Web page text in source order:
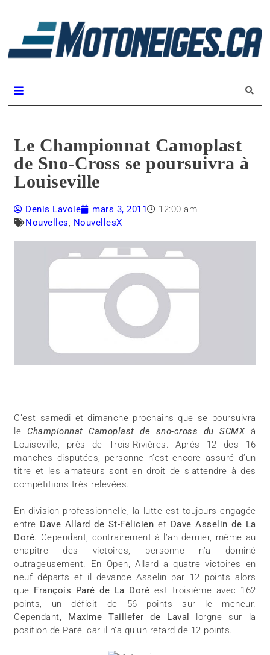
Le Championnat Camoplast
de Sno-Cross se poursuivra à
Louiseville
Denis Lavoie mars 3, 2011
12:00 am
Nouvelles, NouvellesX
C’est samedi et dimanche prochains que se poursuivra
le Championnat Camoplast de sno-cross du SCMXà
Louiseville, près de Trois-Rivières. Après 12 des 16
manches disputées, personne n’est encore assuré d’un
titre et les amateurs sont en droit de s’attendre à des
compétitions très relevées.
En division professionnelle, la lutte est toujours engagée
entre Dave Allard de St-Félicien et Dave Asselin de La
Doré. Cependant, contrairement à l’an dernier, même au
chapitre des victoires, personne n’a dominé
outrageusement. En Open, Allard a quatre victoires en
neuf départs et il devance Asselin par 12 points alors
que François Paré de La Doré est troisième avec 162
points, un déficit de 56 points sur le meneur.
Cependant, Maxime Taillefer de Laval
lorgne sur la
position de Paré, car il n’a qu’un retard de 12 points.